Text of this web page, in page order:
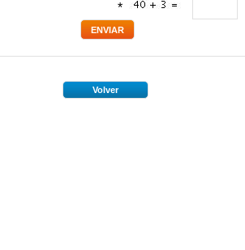
*
Volver